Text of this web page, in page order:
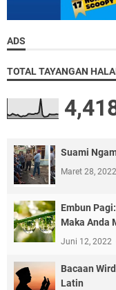
ADS
TOTAL TAYANGAN
Suami
Maret 28, 2022
Embun
Maka Anda
Juni 12, 2022
Bacaan
Latin